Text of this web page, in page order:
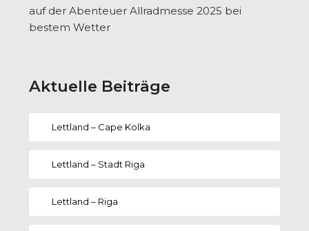
auf der Abenteuer Allradmesse 2025 bei
bestem Wetter
Aktuelle Beiträge
Lettland – Cape Kolka
Lettland – Stadt Riga
Lettland – Riga